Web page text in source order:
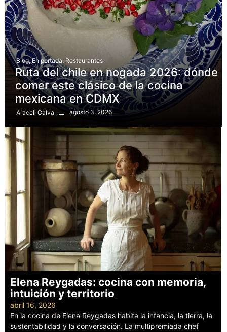
Blog, En portada Restaurantes
Ruta del chile en nogada 2026: dónde
comer este clásico de la cocina
mexicana en CDMX
Araceli Calva agosto 3, 2026
Elena Reygadas: cocina con memoria,
intuición y territorio
abril 16, 2026
En la cocina de Elena Reygadas habita la infancia, la tierra, la
sustentabilidad y la conversación. La multipremiada chef